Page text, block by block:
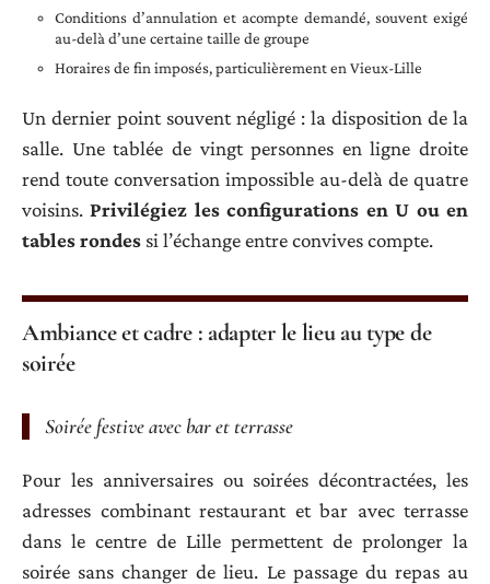
Conditions d’annulation et acompte demandé, souvent exigé
au-delà d’une certaine taille de groupe
Horaires de fin imposés, particulièrement en Vieux-Lille
Un dernier point souvent négligé : la disposition de la
salle. Une tablée de vingt personnes en ligne droite
rend toute conversation impossible au-delà de quatre
voisins.Privilégiez les configurations en U ou en
tables rondes si l’échange entre convives compte.
Ambiance et cadre : adapter le lieu au type de
soirée
Soirée festive avec bar et terrasse
Pour les anniversaires ou soirées décontractées, les
adresses combinant restaurant et bar avec terrasse
dans le centre de Lille permettent de prolonger la
soirée sans changer de lieu. Le passage du repas au